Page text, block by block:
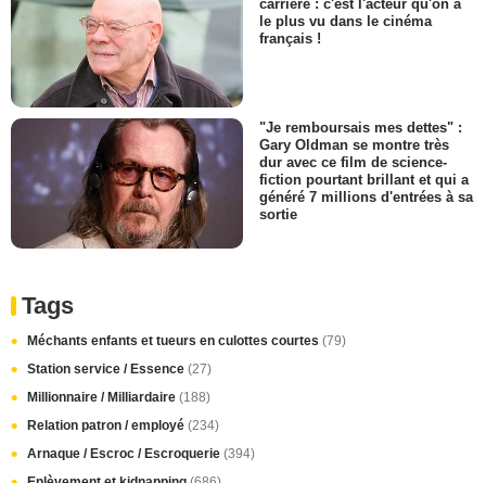
carrière : c'est l'acteur qu'on a
le plus vu dans le cinéma
français !
"Je remboursais mes dettes" :
Gary Oldman se montre très
dur avec ce film de science-
fiction pourtant brillant et qui a
généré 7 millions d'entrées à sa
sortie
Tags
Méchants enfants et tueurs en culottes courtes (79)
Station service / Essence (27)
Millionnaire / Milliardaire (188)
Relation patron / employé (234)
Arnaque / Escroc / Escroquerie (394)